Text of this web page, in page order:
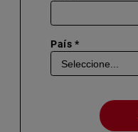
País *